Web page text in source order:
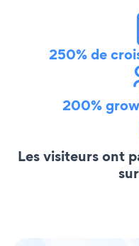
250% de
200%
Les visiteurs ont